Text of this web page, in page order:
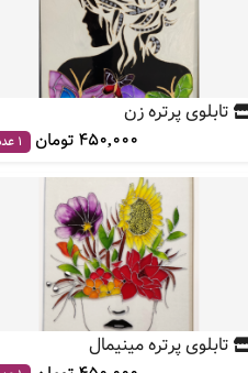
تابلوی پرتره زن
450,000 تومان 1 عدد
تابلوی پرتره مینیمال